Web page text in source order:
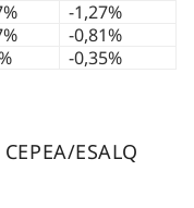
-1,27%
-0,81%
-0,35%
ESALQ